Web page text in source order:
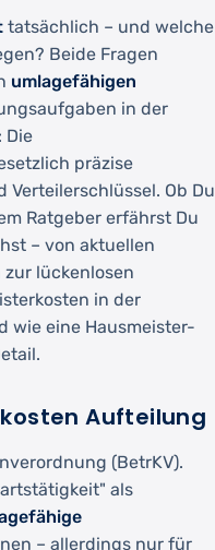
tatsächlich – und welche
Beide Fragen
umlagefähigen
in der
Die
präzise
Ob Du
Ratgeber erfährst Du
– von aktuellen
lückenlosen
in der
wie eine Hausmeister-
Aufteilung
(BetrKV).
als
– allerdings nur für